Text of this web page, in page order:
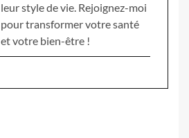
leur style de vie. Rejoignez-moi
pour transformer votre santé
et votre bien-être !